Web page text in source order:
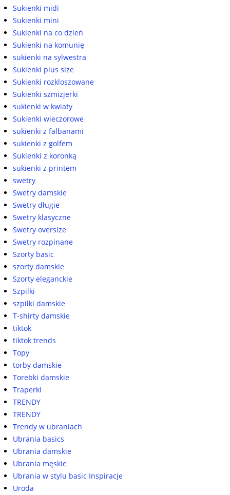
Sukienki midi
Sukienki mini
Sukienki na co dzień
Sukienki na komunię
sukienki na sylwestra
Sukienki plus size
Sukienki rozkloszowane
Sukienki szmizjerki
sukienki w kwiaty
Sukienki wieczorowe
sukienki z falbanami
sukienki z golfem
Sukienki z koronką
sukienki z printem
swetry
Swetry damskie
Swetry długie
Swetry klasyczne
Swetry oversize
Swetry rozpinane
Szorty basic
szorty damskie
Szorty eleganckie
Szpilki
szpilki damskie
T-shirty damskie
tiktok
tiktok trends
Topy
torby damskie
Torebki damskie
Traperki
TRENDY
TRENDY
Trendy w ubraniach
Ubrania basics
Ubrania damskie
Ubrania męskie
Ubrania w stylu basic Inspiracje
Uroda